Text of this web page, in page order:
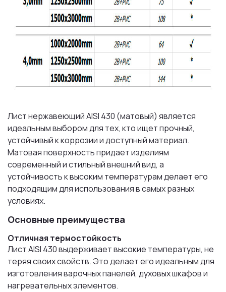
Лист нержавеющий AISI 430 (матовый) является
идеальным выбором для тех, кто ищет прочный,
устойчивый к коррозии и доступный материал.
Матовая поверхность придает изделиям
современный и стильный внешний вид, а
устойчивость к высоким температурам делает его
подходящим для использования в самых разных
условиях.
Основные преимущества
Отличная термостойкость
Лист AISI 430 выдерживает высокие температуры, не
теряя своих свойств. Это делает его идеальным для
изготовления варочных панелей, духовых шкафов и
нагревательных элементов.